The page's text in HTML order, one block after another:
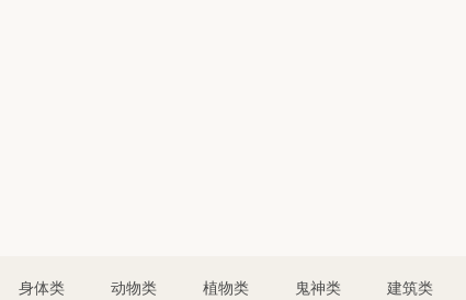
身体类 动物类 植物类 鬼神类 建筑类